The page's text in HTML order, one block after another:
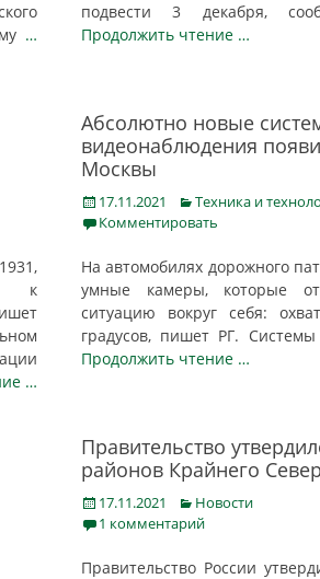
подвести 3 декабря,
Продолжить чтение …
…
Абсолютно новые
видеонаблюдения
Москвы
Posted
on
17.11.2021 Categories
Техника и
Комментировать
На автомобилях дорожного
умные камеры, которые
ситуацию вокруг себя:
градусов, пишет РГ.
Продолжить чтение …
к
…
Правительство
районов Крайнего
Posted
on
17.11.2021 Categories
Новости
1 комментарий
Правительство России